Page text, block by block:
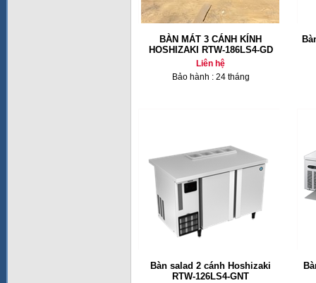
BÀN MÁT 3 CÁNH KÍNH
HOSHIZAKI RTW-186LS4-GD
Liên hệ
Bảo hành : 24 tháng
Bàn salad 2 cánh Hoshizaki
RTW-126LS4-GNT